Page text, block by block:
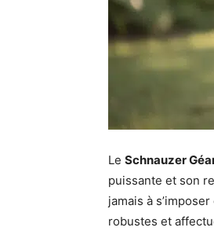
Le Schnauzer
puissante et son
jamais à
robustes et